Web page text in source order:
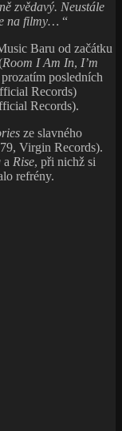
zvědavý. Neustále
na filmy… “
Baru od začátku
Room I Am In, I’m
posledních
Records)
Records).
ze slavného
Virgin Records).
a Rise, při nichž si
refrény.